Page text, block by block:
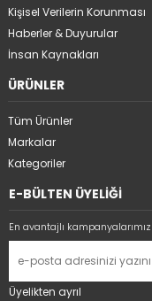
Kişisel Verilerin Korunması
Haberler & Duyurular
İnsan Kaynakları
ÜRÜNLER
Tüm Ürünler
Markalar
Kategoriler
E-BÜLTEN ÜYELİĞİ
En avantajlı
Üyelikten ayrıl